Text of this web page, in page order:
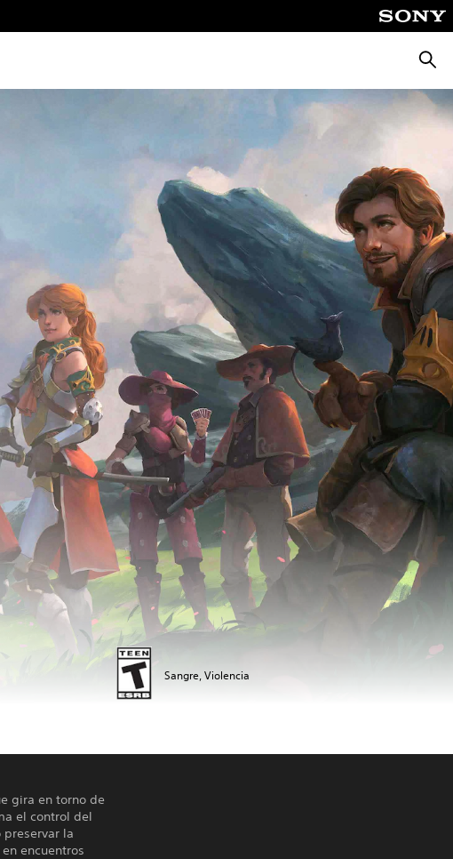
Sangre, Violencia
gira en torno de
el control del
la
encuentros